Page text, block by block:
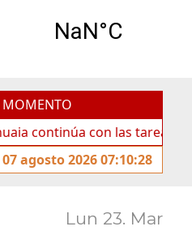
con las tareas de
agosto 2026 07:10:28
Lun 23. Mar